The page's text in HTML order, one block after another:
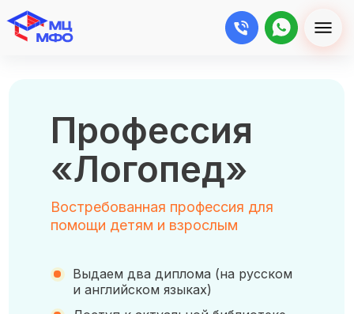
Профессия
«Логопед»
Востребованная профессия для
помощи детям и взрослым
Выдаем два диплома (на русском
и английском языках)